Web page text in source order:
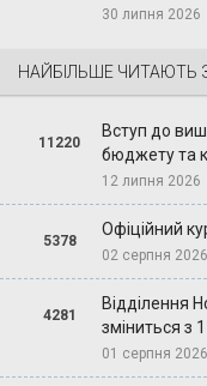
30 липня 2026
НАЙБІЛЬШЕ ЧИТАЮТЬ
11220
Вступ до
бюджету та
12 липня 2026
5378
Офіційний
02 серпня 2026
4281
Відділення
зміниться з
01 серпня 2026